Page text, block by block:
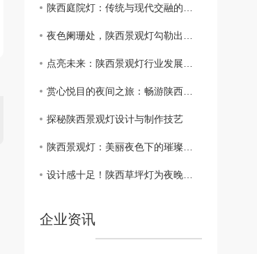
陕西庭院灯：传统与现代交融的光影之美
夜色阑珊处，陕西景观灯勾勒出的浪漫画卷
点亮未来：陕西景观灯行业发展前景分析
赏心悦目的夜间之旅：畅游陕西景观灯街区
探秘陕西景观灯设计与制作技艺
陕西景观灯：美丽夜色下的璀璨之光
设计感十足！陕西草坪灯为夜晚增添别样风采
企业资讯